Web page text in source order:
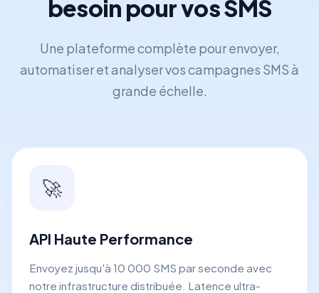
besoin pour vos SMS
Une plateforme complète pour envoyer,
automatiser et analyser vos campagnes SMS à
grande échelle.
🚀
API Haute Performance
Envoyez jusqu'à 10 000 SMS par seconde avec
notre infrastructure distribuée. Latence ultra-